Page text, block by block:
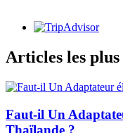
GARANTIE DE